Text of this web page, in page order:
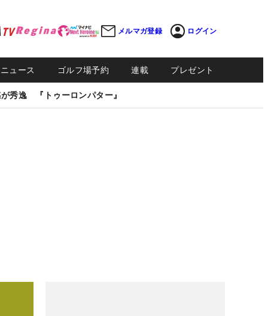
メルマガ登録 ログイン
ュース ゴルフ場予約 連載 プレゼント
秀逸 『トゥーロンパター』